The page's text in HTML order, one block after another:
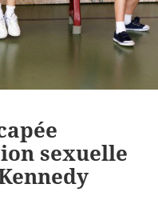
sexuelle